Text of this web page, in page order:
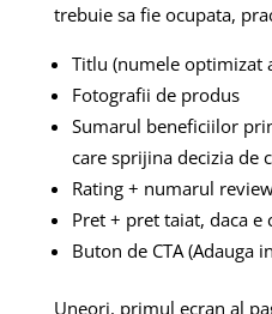
trebuie sa fie ocupata,
Titlu (numele optimizat
Fotografii de produs
Sumarul beneficiilor
care sprijina decizia de
Rating + numarul
Pret + pret taiat, daca e
Buton de CTA (Adauga
Uneori, primul ecran al